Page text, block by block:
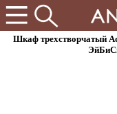
Шкаф трехстворчатый